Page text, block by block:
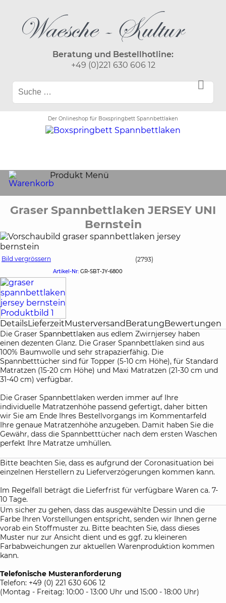
Beratung und Bestellhotline:
+49 (0)221 630 606 12
Der Onlineshop für Boxspringbett Spannbettlaken
Produkt Menü
Graser Spannbettlaken JERSEY UNI
Bernstein
Bild vergrössern (2793)
Artikel-Nr: GR-SBT-JY-6800
DetailsLieferzeitMusterversandBeratungBewertungen
Die Graser Spannbettlaken aus edlem Zwirnjersey haben
einen dezenten Glanz. Die Graser Spannbettlaken sind aus
100% Baumwolle und sehr strapazierfähig. Die
Spannbetttücher sind für Topper (5-10 cm Höhe), für Standard
Matratzen (15-20 cm Höhe) und Maxi Matratzen (21-30 cm und
31-40 cm) verfügbar.
Die Graser Spannbettlaken werden immer auf Ihre
individuelle Matratzenhöhe passend gefertigt, daher bitten
wir Sie am Ende Ihres Bestellvorgangs im Kommentarfeld
Ihre genaue Matratzenhöhe anzugeben. Damit haben Sie die
Gewähr, dass die Spannbetttücher nach dem ersten Waschen
perfekt Ihre Matratze umhüllen.
Bitte beachten Sie, dass es aufgrund der Coronasituation bei
einzelnen Herstellern zu Lieferverzögerungen kommen kann.
Im Regelfall beträgt die Lieferfrist für verfügbare Waren ca. 7-
10 Tage.
Um sicher zu gehen, dass das ausgewählte Dessin und die
Farbe Ihren Vorstellungen entspricht, senden wir Ihnen gerne
vorab ein Stoffmuster zu. Bitte beachten Sie, dass dieses
Muster nur zur Ansicht dient und es ggf. zu kleineren
Farbabweichungen zur aktuellen Warenproduktion kommen
kann.
Telefonische Musteranforderung
Telefon: +49 (0) 221 630 606 12
(Montag - Freitag: 10:00 - 13:00 Uhr und 15:00 - 18:00 Uhr)